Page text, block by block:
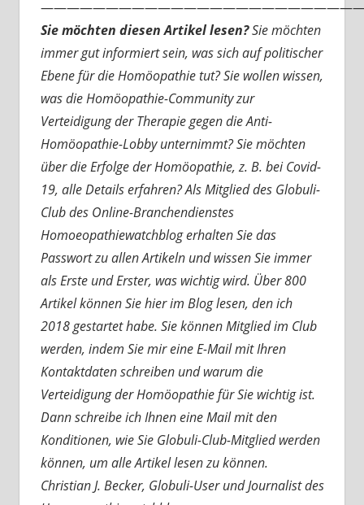
Sie möchten diesen Artikel lesen?Sie möchten
immer gut informiert sein, was sich auf politischer
Ebene für die Homöopathie tut? Sie wollen wissen,
was die Homöopathie-Community zur
Verteidigung der Therapie gegen die Anti-
Homöopathie-Lobby unternimmt? Sie möchten
über die Erfolge der Homöopathie, z. B. bei Covid-
19, alle Details erfahren? Als Mitglied des Globuli-
Club des Online-Branchendienstes
Homoeopathiewatchblog erhalten Sie das
Passwort zu allen Artikeln und wissen Sie immer
als Erste und Erster, was wichtig wird. Über 800
Artikel können Sie hier im Blog lesen, den ich
2018 gestartet habe. Sie können Mitglied im Club
werden, indem Sie mir eine E-Mail mit Ihren
Kontaktdaten schreiben und warum die
Verteidigung der Homöopathie für Sie wichtig ist.
Dann schreibe ich Ihnen eine Mail mit den
Konditionen, wie Sie Globuli-Club-Mitglied werden
können, um alle Artikel lesen zu können.
Christian J. Becker, Globuli-User und Journalist des